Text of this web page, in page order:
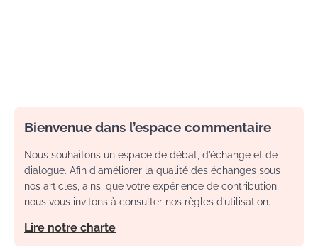
Bienvenue dans l’espace commentaire
Nous souhaitons un espace de débat, d’échange et de
dialogue. Afin d'améliorer la qualité des échanges sous
nos articles, ainsi que votre expérience de contribution,
nous vous invitons à consulter nos règles d’utilisation.
Lire notre charte